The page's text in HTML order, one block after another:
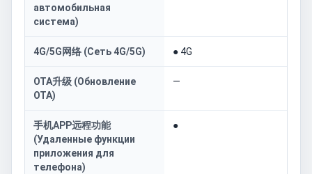
автомобильная
система)
4G/5G网络 (Сеть 4G/5G) ● 4G
OTA升级 (Обновление
OTA)
—
手机APP远程功能
(Удаленные функции
приложения для
телефона)
●